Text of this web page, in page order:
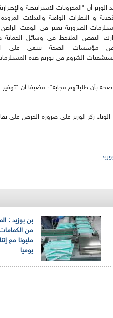
الوزير أن "المخزونات الاستراتيجية
و النظرات الواقية والبدلات
الضرورية تعتبر في الوقت
النقص الملاحظ في وسائل
مؤسسات الصحة ينبغي على
الشروع في توزيع هذه
بأن طلباتهم مجابة"، مضيفا أن "توفير
ركز الوزير على ضرورة الحرص على
بن بوزيد :
يوميا